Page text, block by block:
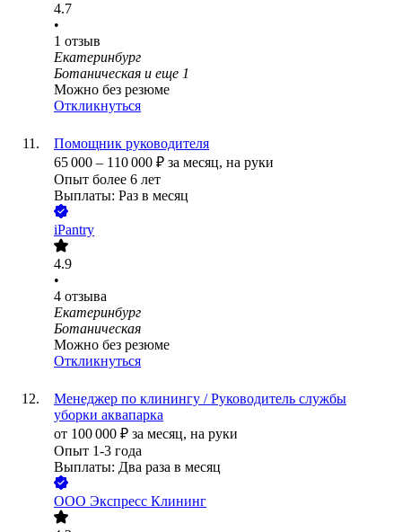
4.7
•
1 отзыв
Екатеринбург
Ботаническая и еще 1
Можно без резюме
Откликнуться
Помощник руководителя
65 000 – 110 000 ₽ за месяц, на руки
Опыт более 6 лет
Выплаты: Раз в месяц
iPantry
4.9
•
4 отзыва
Екатеринбург
Ботаническая
Можно без резюме
Откликнуться
Менеджер по клинингу / Руководитель службы
уборки аквапарка
от 100 000 ₽ за месяц, на руки
Опыт 1-3 года
Выплаты: Два раза в месяц
ООО Экспресс Клининг